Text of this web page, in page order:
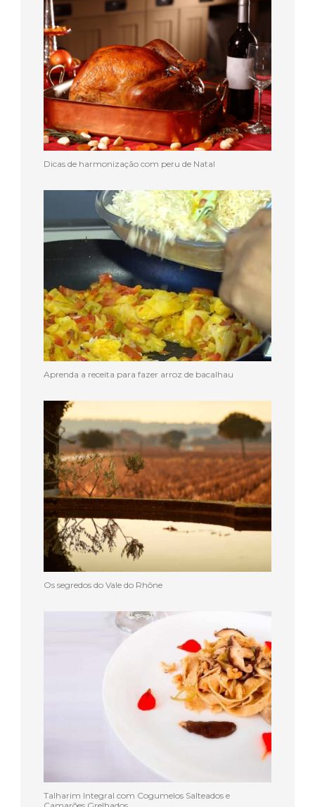
Dicas de harmonização com peru de Natal
Aprenda a receita para fazer arroz de bacalhau
Os segredos do Vale do Rhône
Talharim Integral com Cogumelos Salteados e